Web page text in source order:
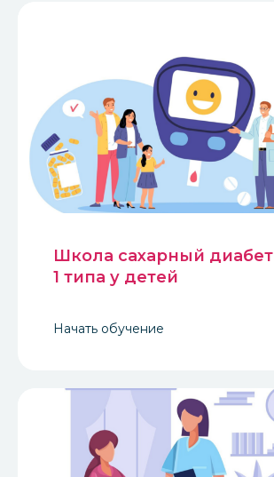
Школа сахарный диабет
1 типа у детей
Начать обучение